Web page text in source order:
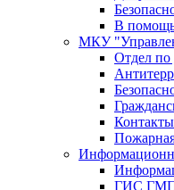
В
МКУ
Отдел по
Контакты
ГИС